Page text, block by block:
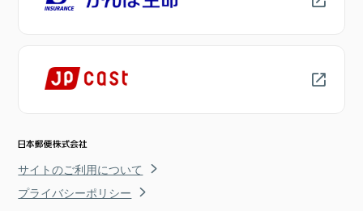
サイトのご利用について
プライバシーポリシー